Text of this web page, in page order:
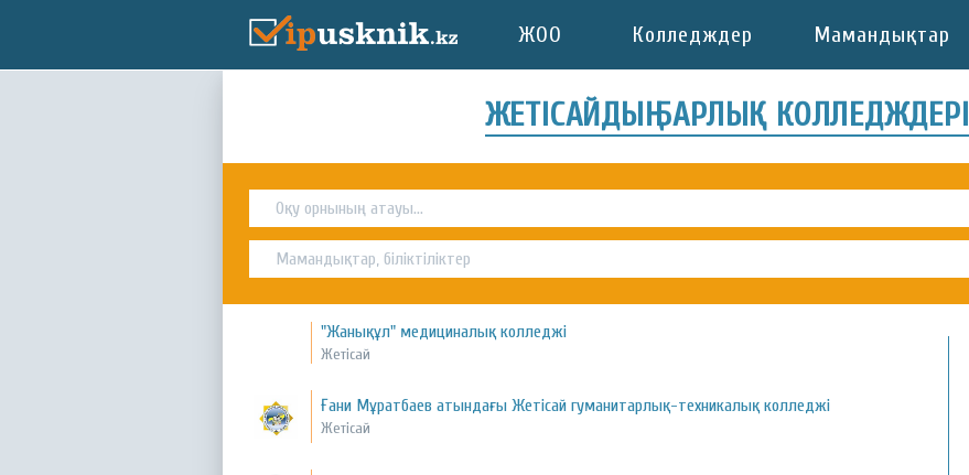
ЖОО Колледждер Мамандықтар
ЖЕТІСАЙДЫҢ БАРЛЫҚ КОЛЛЕДЖДЕРІ
"Жанықұл" медициналық колледжі
Жетісай
Ғани Мұратбаев атындағы Жетісай гуманитарлық-техникалық колледжі
Жетісай